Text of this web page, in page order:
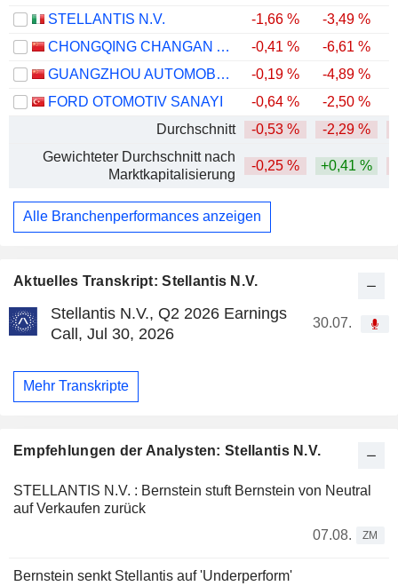
Aktuelles Transkript: Stellantis N.V.
Stellantis N.V., Q2 2026 Earnings
Call, Jul 30, 2026
30.07.
Mehr Transkripte
Empfehlungen der Analysten: Stellantis N.V.
STELLANTIS N.V. : Bernstein stuft Bernstein von Neutral
auf Verkaufen zurück
07.08.
ZM
Bernstein senkt Stellantis auf 'Underperform'
STELLANTIS N.V.
-1,66 % -3,49 %
CHONGQING CHANGAN AUTOMOBILE COMPANY LIMITED
-0,41 % -6,61 %
GUANGZHOU AUTOMOBILE GROUP CO., LTD.
-0,19 % -4,89 %
FORD OTOMOTIV SANAYI
-0,64 % -2,50 %
Durchschnitt
-0,53 % -2,29 %
Gewichteter Durchschnitt nach
Marktkapitalisierung
-0,25 % +0,41 %
Alle Branchenperformances anzeigen